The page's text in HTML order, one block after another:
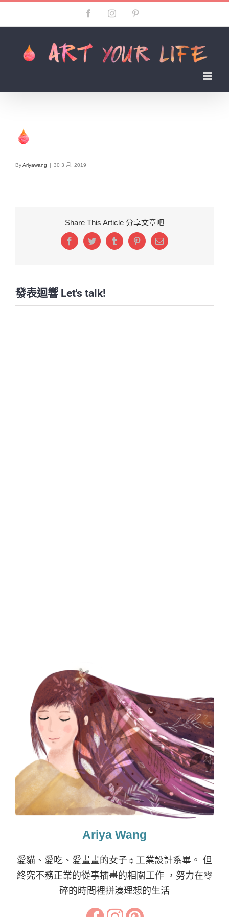
FacebookInstagram
ByAriyawang | 30 3 月, 2019
Share This Article 分享文章吧
FacebookTwitterTumblrPinterestEmail:
發表迴響 Let's talk!
Ariya Wang
愛貓、愛吃、愛畫畫的女子☼工業設計系畢。 但
終究不務正業的從事插畫的相關工作 ，努力在零
碎的時間裡拼湊理想的生活